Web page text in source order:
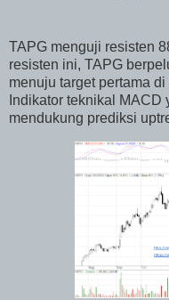
TAPG menguji resisten
resisten ini, TAPG
menuju target pertama
Indikator teknikal
mendukung prediksi